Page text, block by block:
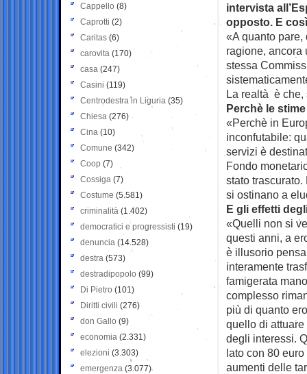
intervista
opposto. E
«A quanto pare,
ragione, ancora
stessa
La realtà è che,
Perchè le
«Perchè in
inconfutabile:
servizi è
Fondo
stato
si ostinano a
E gli effetti
«Quelli non si
questi anni, a
è illusorio
interamente
famigerata
complesso
più di quanto
quello di
degli interessi.
lato con 80
aumenti delle
Cappello (8)
Caprotti (2)
Caritas (6)
carovita (170)
casa (247)
Casini (119)
Centrodestra in Liguria (35)
Chiesa (276)
Cina (10)
Comune (342)
Coop (7)
Cossiga (7)
Costume (5.581)
criminalità (1.402)
democratici e progressisti (19)
denuncia (14.528)
destra (573)
destradipopolo (99)
Di Pietro (101)
Diritti civili (276)
don Gallo (9)
economia (2.331)
elezioni (3.303)
emergenza (3.077)